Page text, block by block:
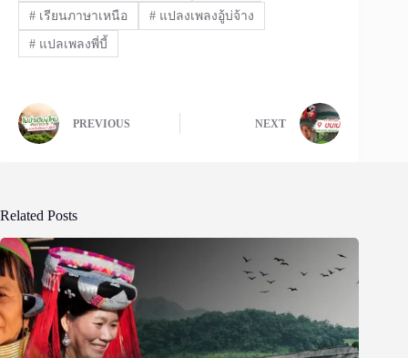
#เรียนภาษาเหนือ #แปลงเพลงอู้บ่จ้าง
#แปลเพลงพี่บี้
PREVIOUS NEXT
Related Posts